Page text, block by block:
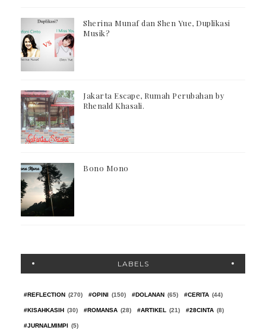
Sherina Munaf dan Shen Yue, Duplikasi
Musik?
Jakarta Escape, Rumah Perubahan by
Rhenald Khasali.
Bono Mono
LABELS
#REFLECTION (270) #OPINI (150) #DOLANAN (65) #CERITA (44)
#KISAHKASIH (30) #ROMANSA (28) #ARTIKEL (21) #28CINTA (8)
#JURNALMIMPI (5)